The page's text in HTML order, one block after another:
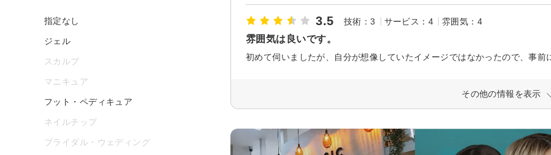
3.5 技術：3 サービス：4 雰囲気：4
雰囲気は良いです。
その他の情報を表示
指定なし
ジェル
スカルプ
マニキュア
フット・ペディキュア
ネイルチップ
ブライダル・ウェディング